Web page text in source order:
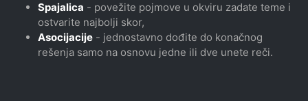
Spajalica - povežite pojmove u okviru zadate teme i
ostvarite najbolji skor,
Asocijacije - jednostavno dođite do konačnog
rešenja samo na osnovu jedne ili dve unete reči.